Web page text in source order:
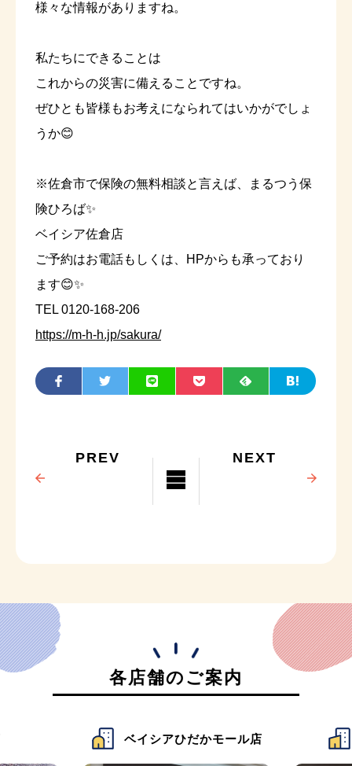
様々な情報がありますね。
私たちにできることは
これからの災害に備えることですね。
ぜひとも皆様もお考えになられてはいかがでしょ
うか😊
※佐倉市で保険の無料相談と言えば、まるつう保
険ひろば✨
ベイシア佐倉店
ご予約はお電話もしくは、HPからも承っており
ます😊✨
TEL 0120-168-206
https://m-h-h.jp/sakura/
PREV NEXT
各店舗のご案内
ベイシアひだかモール店